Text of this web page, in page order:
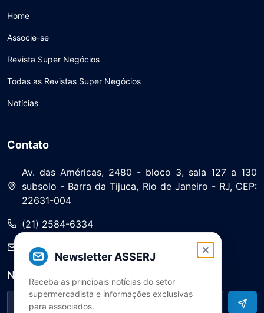
Newsletter ASSERJ
Receba as principais notícias do setor
supermercadista e informações exclusivas
para associados.
Home
Associe-se
Revista Super Negócios
Todas as Revistas Super Negócios
Notícias
Contato
Av. das Américas, 2480 - bloco 3, sala 127 a 130
subsolo - Barra da Tijuca, Rio de Janeiro - RJ, CEP:
22631-004
(21) 2584-6334
saa@asserj.com.br
Newsletter